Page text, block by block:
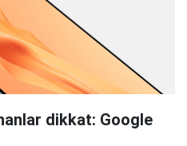
dikkat: Google